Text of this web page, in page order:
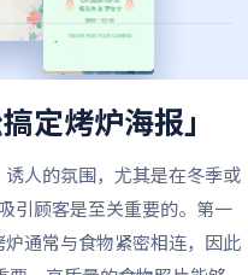
定烤炉海报」
人的氛围，尤其是在冬季或
引顾客是至关重要的。第一
通常与食物紧密相连，因此